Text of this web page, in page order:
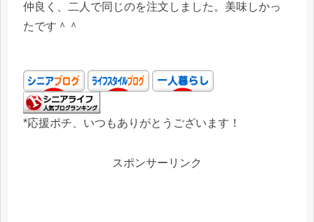
仲良く、二人で同じのを注文しました。美味しかっ
たです＾＾
*応援ポチ、いつもありがとうございます！
スポンサーリンク